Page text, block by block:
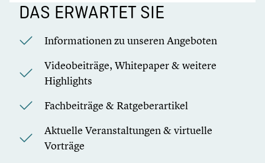
DAS ERWARTET SIE
Informationen zu unseren Angeboten
Videobeiträge, Whitepaper & weitere
Highlights
Fachbeiträge & Ratgeberartikel
Aktuelle Veranstaltungen & virtuelle
Vorträge